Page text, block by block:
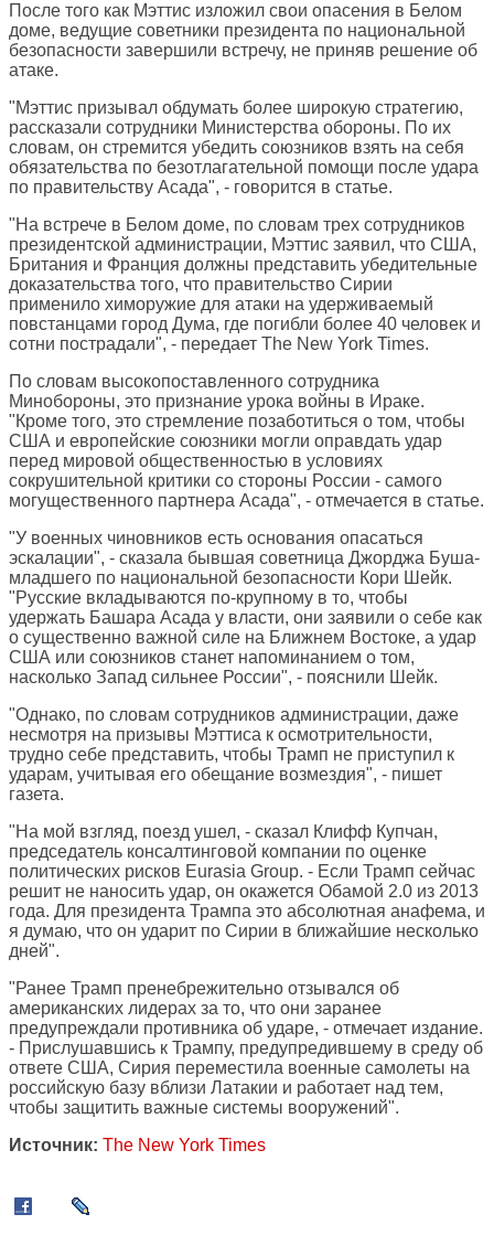
После того как Мэттис изложил свои опасения в Белом
доме, ведущие советники президента по национальной
безопасности завершили встречу, не приняв решение об
атаке.
"Мэттис призывал обдумать более широкую стратегию,
рассказали сотрудники Министерства обороны. По их
словам, он стремится убедить союзников взять на себя
обязательства по безотлагательной помощи после удара
по правительству Асада", - говорится в статье.
"На встрече в Белом доме, по словам трех сотрудников
президентской администрации, Мэттис заявил, что США,
Британия и Франция должны представить убедительные
доказательства того, что правительство Сирии
применило химоружие для атаки на удерживаемый
повстанцами город Дума, где погибли более 40 человек и
сотни пострадали", - передает The New York Times.
По словам высокопоставленного сотрудника
Минобороны, это признание урока войны в Ираке.
"Кроме того, это стремление позаботиться о том, чтобы
США и европейские союзники могли оправдать удар
перед мировой общественностью в условиях
сокрушительной критики со стороны России - самого
могущественного партнера Асада", - отмечается в статье.
"У военных чиновников есть основания опасаться
эскалации", - сказала бывшая советница Джорджа Буша-
младшего по национальной безопасности Кори Шейк.
"Русские вкладываются по-крупному в то, чтобы
удержать Башара Асада у власти, они заявили о себе как
о существенно важной силе на Ближнем Востоке, а удар
США или союзников станет напоминанием о том,
насколько Запад сильнее России", - пояснили Шейк.
"Однако, по словам сотрудников администрации, даже
несмотря на призывы Мэттиса к осмотрительности,
трудно себе представить, чтобы Трамп не приступил к
ударам, учитывая его обещание возмездия", - пишет
газета.
"На мой взгляд, поезд ушел, - сказал Клифф Купчан,
председатель консалтинговой компании по оценке
политических рисков Eurasia Group. - Если Трамп сейчас
решит не наносить удар, он окажется Обамой 2.0 из 2013
года. Для президента Трампа это абсолютная анафема, и
я думаю, что он ударит по Сирии в ближайшие несколько
дней".
"Ранее Трамп пренебрежительно отзывался об
американских лидерах за то, что они заранее
предупреждали противника об ударе, - отмечает издание.
- Прислушавшись к Трампу, предупредившему в среду об
ответе США, Сирия переместила военные самолеты на
российскую базу вблизи Латакии и работает над тем,
чтобы защитить важные системы вооружений".
Источник: The New York Times